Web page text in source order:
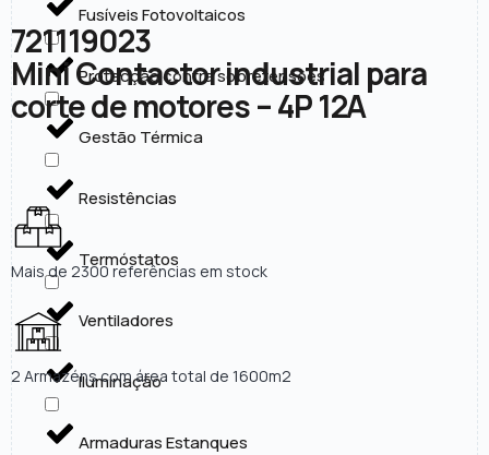
Fusíveis Fotovoltaicos
Protecção contra sobretensões
Gestão Térmica
Resistências
Termóstatos
Ventiladores
Iluminação
Armaduras Estanques
721119023
Mini Contactor industrial para
corte de motores – 4P 12A
Mais de 2300 referências em stock
2 Armazéns com área total de 1600m2